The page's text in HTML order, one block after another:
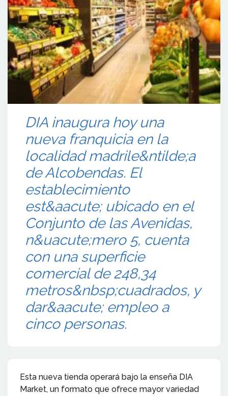
DIA inaugura hoy una
nueva franquicia en la
localidad madrile&ntilde;a
de Alcobendas. El
establecimiento
est&aacute; ubicado en el
Conjunto de las Avenidas,
n&uacute;mero 5, cuenta
con una superficie
comercial de 248,34
metros&nbsp;cuadrados, y
dar&aacute; empleo a
cinco personas.
Esta nueva tienda operará bajo la enseña DIA
Market, un formato que ofrece mayor variedad